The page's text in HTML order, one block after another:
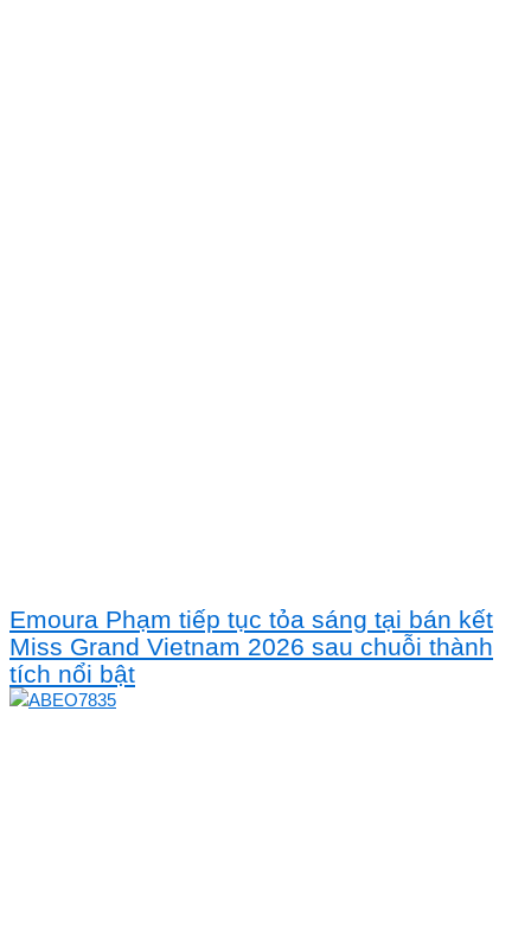
Emoura Phạm tiếp tục tỏa sáng tại bán kết
Miss Grand Vietnam 2026 sau chuỗi thành
tích nổi bật